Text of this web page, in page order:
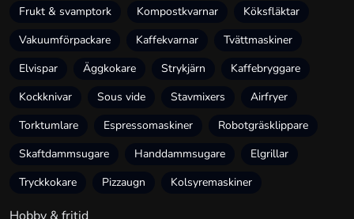
Frukt & svamptork
Kompostkvarnar
Köksfläktar
Vakuumförpackare
Kaffekvarnar
Tvättmaskiner
Elvispar
Äggkokare Strykjärn
Kaffebryggare
Kockknivar
Sous vide Stavmixers
Airfryer
Torktumlare
Espressomaskiner
Robotgräsklippare
Skaftdammsugare
Handdammsugare
Elgrillar
Tryckkokare
Pizzaugn Kolsyremaskiner